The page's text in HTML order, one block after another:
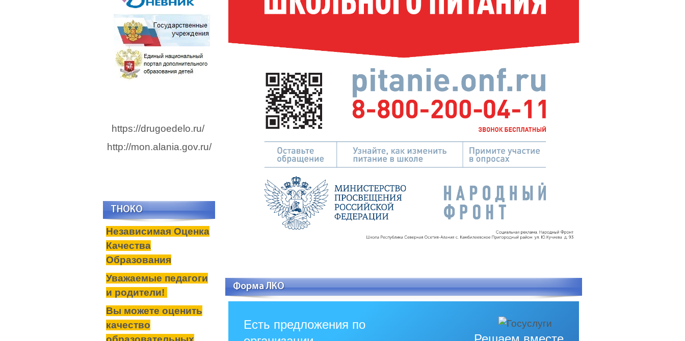
https://drugoedelo.ru/
http://mon.alania.gov.ru/
TНОКО
Независимая Оценка
Качества
Образования
Уважаемые педагоги
и родители!
Вы можете оценить
качество
Форма ЛКО
Есть предложения по